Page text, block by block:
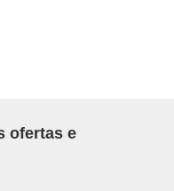
ofertas e